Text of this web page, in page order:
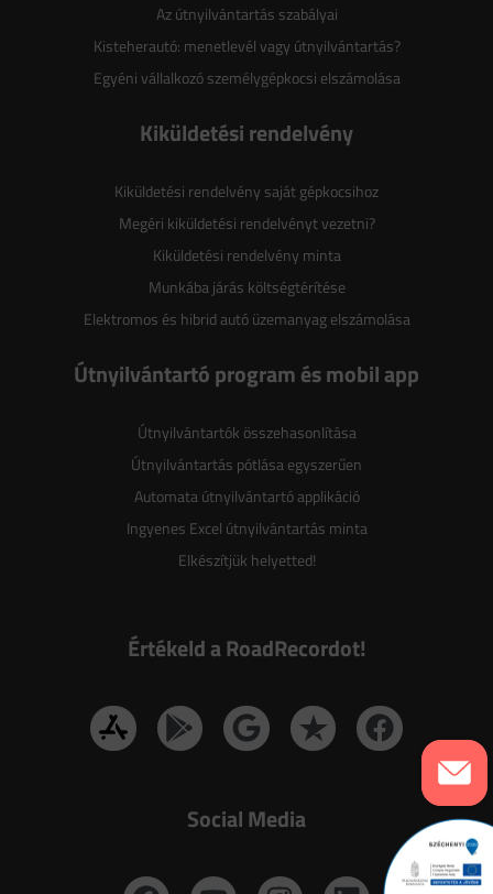
Az útnyilvántartás szabályai
Kisteherautó: menetlevél vagy útnyilvántartás?
Egyéni vállalkozó személygépkocsi elszámolása
Kiküldetési rendelvény
Kiküldetési rendelvény saját gépkocsihoz
Megéri kiküldetési rendelvényt vezetni?
Kiküldetési rendelvény minta
Munkába járás költségtérítése
Elektromos és hibrid autó üzemanyag elszámolása
Útnyilvántartó program és mobil app
Útnyilvántartók összehasonlítása
Útnyilvántartás pótlása egyszerűen
Automata útnyilvántartó applikáció
Ingyenes Excel útnyilvántartás minta
Elkészítjük helyetted!
Értékeld a RoadRecordot!
Social Media